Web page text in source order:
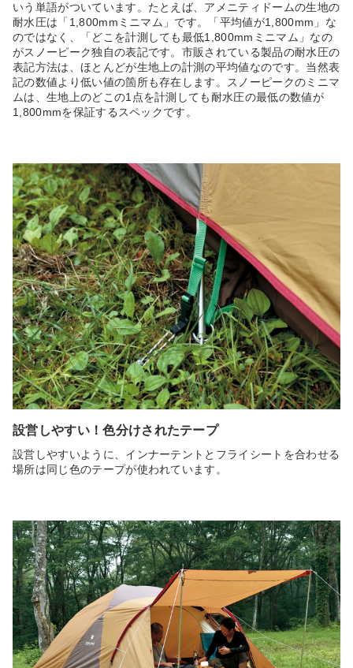
いう単語がついています。たとえば、アメニティドームの生地の
耐水圧は「1,800mmミニマム」です。「平均値が1,800mm」な
のではなく、「どこを計測しても最低1,800mmミニマム」なの
がスノーピーク独自の表記です。市販されている製品の耐水圧の
表記方法は、ほとんどが生地上の計測の平均値なのです。当然表
記の数値より低い値の箇所も存在します。スノーピークのミニマ
ムは、生地上のどこの1点を計測しても耐水圧の最低の数値が
1,800mmを保証するスペックです。
設営しやすい！色分けされたテープ
設営しやすいように、インナーテントとフライシートを合わせる
場所は同じ色のテープが使われています。